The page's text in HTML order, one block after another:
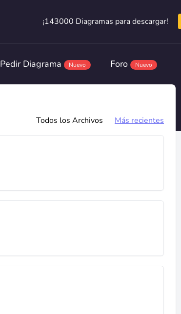
¡143000 Diagramas para descargar!
¡143000 Diagramas para descargar!
Pedir Diagrama Nuevo Foro Nuevo
Todos los Archivos Más recientes